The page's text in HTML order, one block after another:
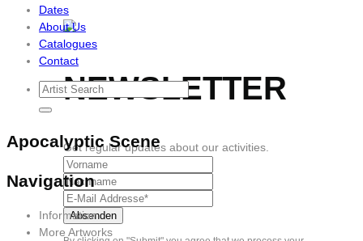
NEWSLETTER
Get regular updates about our activities.
Dates
About Us
Catalogues
Contact
Apocalyptic Scene
Navigation
Information
More Artworks